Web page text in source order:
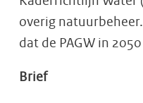
overig
dat de PAGW in
Brief